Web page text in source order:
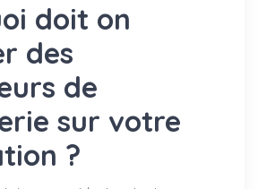
doit on
des
de
sur votre
?